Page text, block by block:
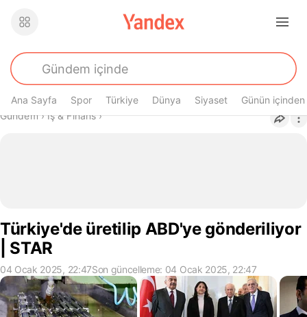
Ana Sayfa Spor Türkiye Dünya Siyaset Günün içinden
Buradasın
Gündem› İş & Finans›
Türkiye'de üretilip ABD'ye gönderiliyor
| STAR
04 Ocak 2025, 22:47Son güncelleme: 04 Ocak 2025, 22:47